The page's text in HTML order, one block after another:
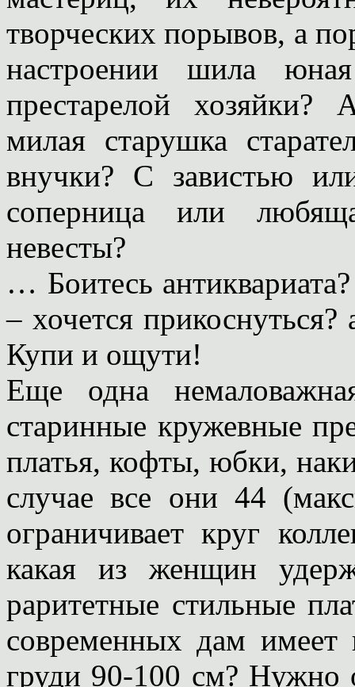
творческих порывов, а
настроении шила
престарелой
милая старушка
внучки? С завистью
соперница или
невесты?
… Боитесь
– хочется
Купи и ощути!
Еще одна
старинные кружевные
платья, кофты, юбки,
случае все они 44
ограничивает круг
какая из женщин
раритетные стильные
современных дам
груди 90-100 см? Нужно